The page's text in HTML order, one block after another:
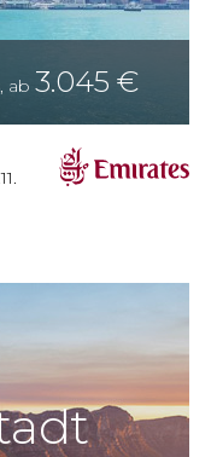
, ab 3.045 €